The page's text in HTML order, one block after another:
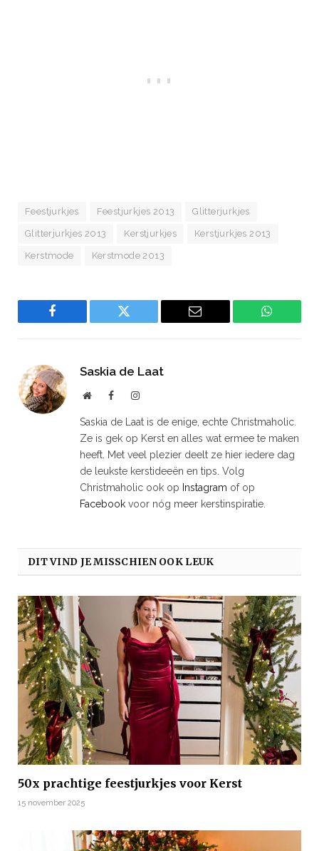
Feestjurkjes Feestjurkjes 2013 Glitterjurkjes
Glitterjurkjes 2013 Kerstjurkjes Kerstjurkjes 2013
Kerstmode Kerstmode 2013
Facebook Twitter Email
Saskia de Laat
WebsiteFacebookInstagram
Saskia de Laat is de enige, echte Christmaholic.
Ze is gek op Kerst en alles wat ermee te maken
heeft. Met veel plezier deelt ze hier iedere dag
de leukste kerstideeën en tips. Volg
Christmaholic ook op Instagram of op
Facebook voor nóg meer kerstinspiratie.
DIT VIND JE MISSCHIEN OOK LEUK
50x prachtige feestjurkjes voor Kerst
15 november 2025